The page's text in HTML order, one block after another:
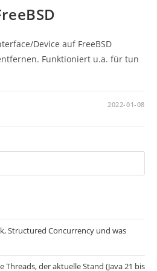
Device auf FreeBSD
Funktioniert u.a. für tun
2022-01-08
Structured Concurrency und was
Threads, der aktuelle Stand (Java 21 bis